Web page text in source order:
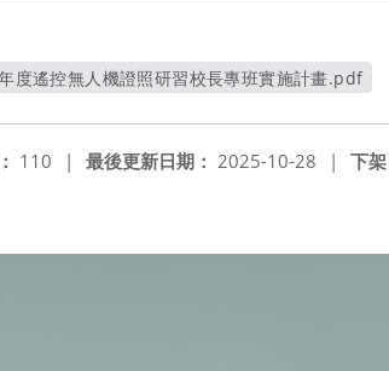
度遙控無人機證照研習校長專班實施計畫.pdf
下架
最後更新日期： 2025-10-28 |
110 |